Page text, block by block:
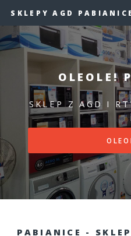
SKLEPY AGD PABIANICE
OLEOLE!
SKLEP Z AGD I
PABIANICE -